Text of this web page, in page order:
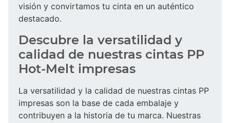
visión y convirtamos tu cinta en un auténtico
destacado.
Descubre la versatilidad y
calidad de nuestras cintas PP
Hot-Melt impresas
La versatilidad y la calidad de nuestras cintas PP
impresas son la base de cada embalaje y
contribuyen a la historia de tu marca. Nuestras